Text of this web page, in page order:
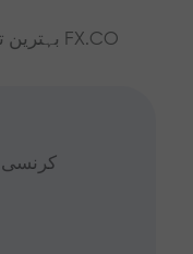
بہترین تجزیات اور مارکیٹ کے جائزے کے ساتھ FX.CO
کرنسی